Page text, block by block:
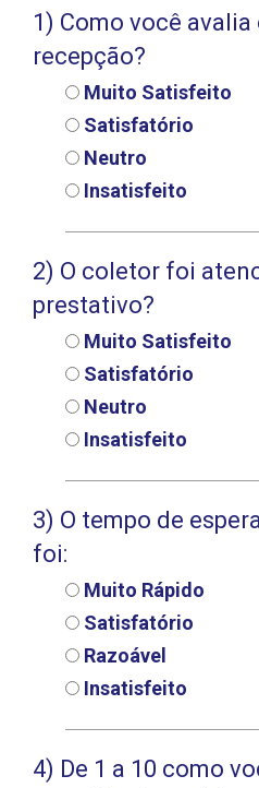
Exames
Teste do Pezinho
Interpretação e Coletas
Convênios
Trabalhe Conosco
1) Como você
recepção?
Muito Satisfeito
Satisfatório
Neutro
Insatisfeito
2) O coletor foi
prestativo?
Muito Satisfeito
Satisfatório
Neutro
Insatisfeito
3) O tempo de
foi:
Muito Rápido
Satisfatório
Razoável
Insatisfeito
4) De 1 a 10 como